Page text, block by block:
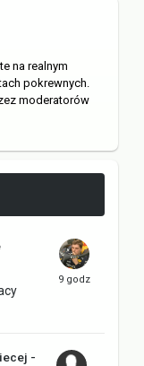
na realnym
pokrewnych.
moderatorów
-